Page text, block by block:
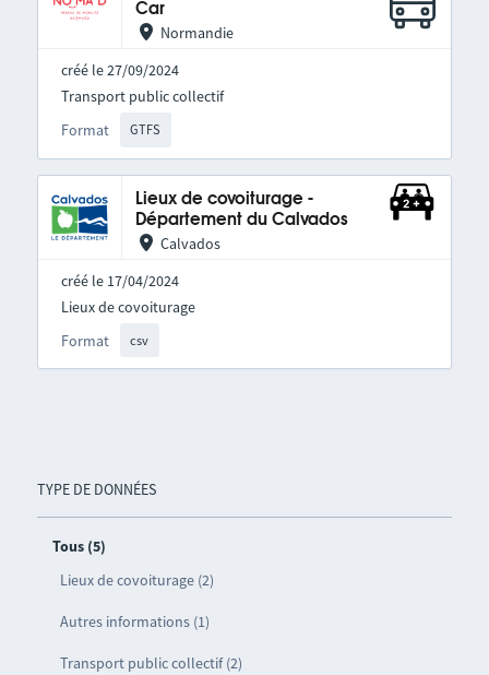
TYPE DE DONNÉES
Tous (5)
Lieux de covoiturage (2)
Autres informations (1)
Transport public collectif (2)
Car
Normandie
créé le 27/09/2024
Format GTFS
Transport public collectif
Lieux de covoiturage -
Département du Calvados
Calvados
créé le 17/04/2024
Format csv
Lieux de covoiturage